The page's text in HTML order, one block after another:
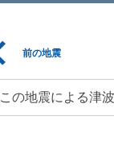
前の地震
この地震による津